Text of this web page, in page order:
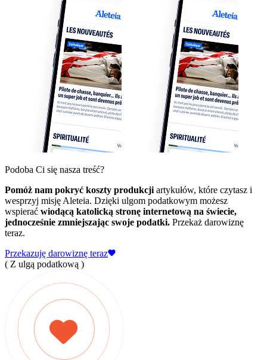
Podoba Ci się nasza treść?
Pomóż nam pokryć koszty produkcji artykułów, które czytasz i
wesprzyj misję Aleteia. Dzięki ulgom podatkowym możesz
wspierać wiodącą katolicką stronę internetową na świecie,
jednocześnie zmniejszając swoje podatki. Przekaż darowiznę
teraz.
Przekazuję darowiznę teraz
( Z ulgą podatkową )